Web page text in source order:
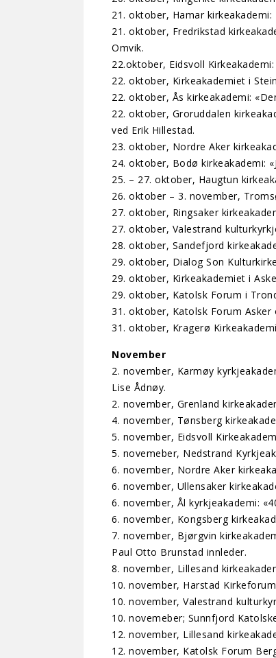
21. oktober, Hamar
21. oktober, Fredrikstad
Omvik.
22.oktober, Eidsvoll
22. oktober, Kirkeakademiet i
22. oktober, Ås kirkeakademi:
22. oktober, Groruddalen
ved Erik Hillestad.
23. oktober, Nordre Aker
24. oktober, Bodø kirkeakademi:
25. – 27. oktober, Haugtun
26. oktober – 3. november,
27. oktober, Ringsaker
27. oktober, Valestrand
28. oktober, Sandefjord
29. oktober, Dialog Son
29. oktober, Kirkeakademiet i
29. oktober, Katolsk Forum i
31. oktober, Katolsk Forum
31. oktober, Kragerø
November
2. november, Karmøy
Lise Ådnøy.
2. november, Grenland
4. november, Tønsberg
5. november, Eidsvoll
5. novemeber, Nedstrand
6. november, Nordre Aker
6. november, Ullensaker
6. november, Ål kyrkjeakademi:
6. november, Kongsberg
7. november, Bjørgvin
Paul Otto Brunstad innleder.
8. november, Lillesand
10. november, Harstad
10. november, Valestrand
10. novemeber; Sunnfjord
12. november, Lillesand
12. november, Katolsk Forum